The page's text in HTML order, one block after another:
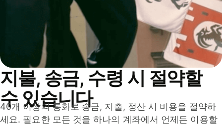
지불, 송금, 수령 시 절약할
수 있습니다
40개 이상의 통화로 송금, 지출, 정산 시 비용을 절약하
세요. 필요한 모든 것을 하나의 계좌에서 언제든 이용할